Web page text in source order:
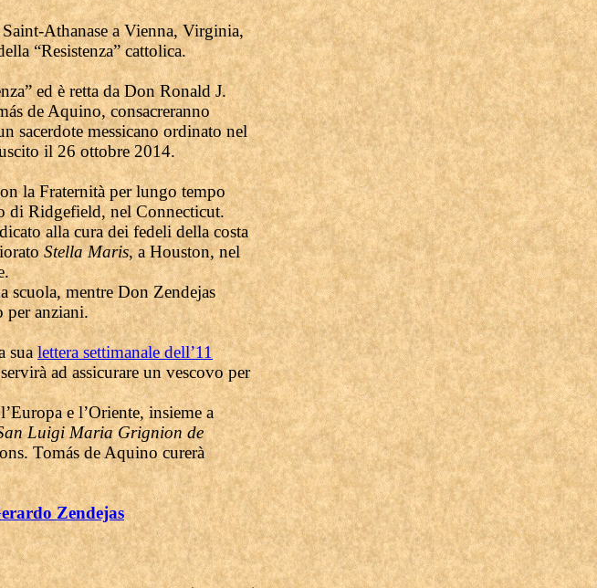
Athanase a Vienna, Virginia,
“Resistenza” cattolica.
ed è retta da Don Ronald J.
de Aquino, consacreranno
sacerdote messicano ordinato nel
il 26 ottobre 2014.
la Fraternità per lungo tempo
di Ridgefield, nel Connecticut.
alla cura dei fedeli della costa
Stella Maris, a Houston, nel
scuola, mentre Don Zendejas
per anziani.
sualettera settimanale dell’11
ad assicurare un vescovo per
e l’Oriente, insieme a
Luigi Maria Grignion de
Tomás de Aquino curerà
Zendejas